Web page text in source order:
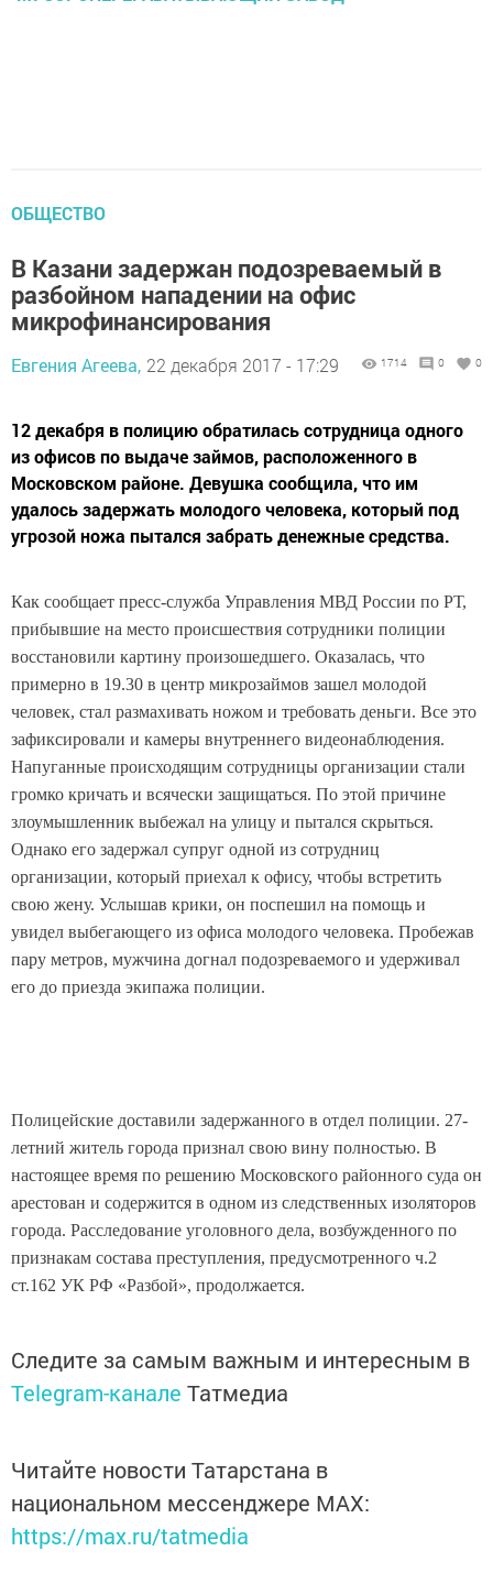
ОБЩЕСТВО
В Казани задержан подозреваемый в
разбойном нападении на офис
микрофинансирования
Евгения Агеева, 22 декабря 2017 - 17:29 1714 0 0
12 декабря в полицию обратилась сотрудница одного
из офисов по выдаче займов, расположенного в
Московском районе. Девушка сообщила, что им
удалось задержать молодого человека, который под
угрозой ножа пытался забрать денежные средства.
Как сообщает пресс-служба Управления МВД России по РТ,
прибывшие на место происшествия сотрудники полиции
восстановили картину произошедшего. Оказалась, что
примерно в 19.30 в центр микрозаймов зашел молодой
человек, стал размахивать ножом и требовать деньги. Все это
зафиксировали и камеры внутреннего видеонаблюдения.
Напуганные происходящим сотрудницы организации стали
громко кричать и всячески защищаться. По этой причине
злоумышленник выбежал на улицу и пытался скрыться.
Однако его задержал супруг одной из сотрудниц
организации, который приехал к офису, чтобы встретить
свою жену. Услышав крики, он поспешил на помощь и
увидел выбегающего из офиса молодого человека. Пробежав
пару метров, мужчина догнал подозреваемого и удерживал
его до приезда экипажа полиции.
Полицейские доставили задержанного в отдел полиции. 27-
летний житель города признал свою вину полностью. В
настоящее время по решению Московского районного суда он
арестован и содержится в одном из следственных изоляторов
города. Расследование уголовного дела, возбужденного по
признакам состава преступления, предусмотренного ч.2
ст.162 УК РФ «Разбой», продолжается.
Следите за самым важным и интересным в
Telegram-канале Татмедиа
Читайте новости Татарстана в
национальном мессенджере MАХ:
https://max.ru/tatmedia